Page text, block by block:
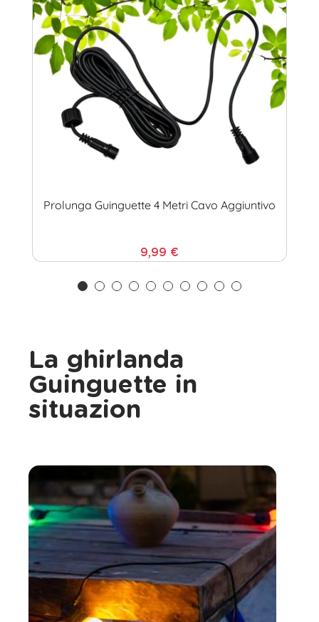
Prolunga Guinguette 4 Metri Cavo Aggiuntivo
9,99 €
La ghirlanda
Guinguette in
situazion